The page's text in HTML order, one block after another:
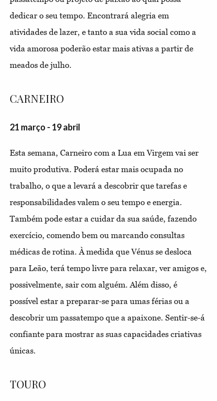
dedicar o seu tempo. Encontrará alegria em
atividades de lazer, e tanto a sua vida social como a
vida amorosa poderão estar mais ativas a partir de
meados de julho.
CARNEIRO
21 março - 19 abril
Esta semana, Carneiro com a Lua em Virgem vai ser
muito produtiva. Poderá estar mais ocupada no
trabalho, o que a levará a descobrir que tarefas e
responsabilidades valem o seu tempo e energia.
Também pode estar a cuidar da sua saúde, fazendo
exercício, comendo bem ou marcando consultas
médicas de rotina. À medida que Vénus se desloca
para Leão, terá tempo livre para relaxar, ver amigos e,
possivelmente, sair com alguém. Além disso, é
possível estar a preparar-se para umas férias ou a
descobrir um passatempo que a apaixone. Sentir-se-á
confiante para mostrar as suas capacidades criativas
únicas.
TOURO